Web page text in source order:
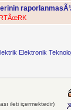
Elektronik
ileti içermektedir)